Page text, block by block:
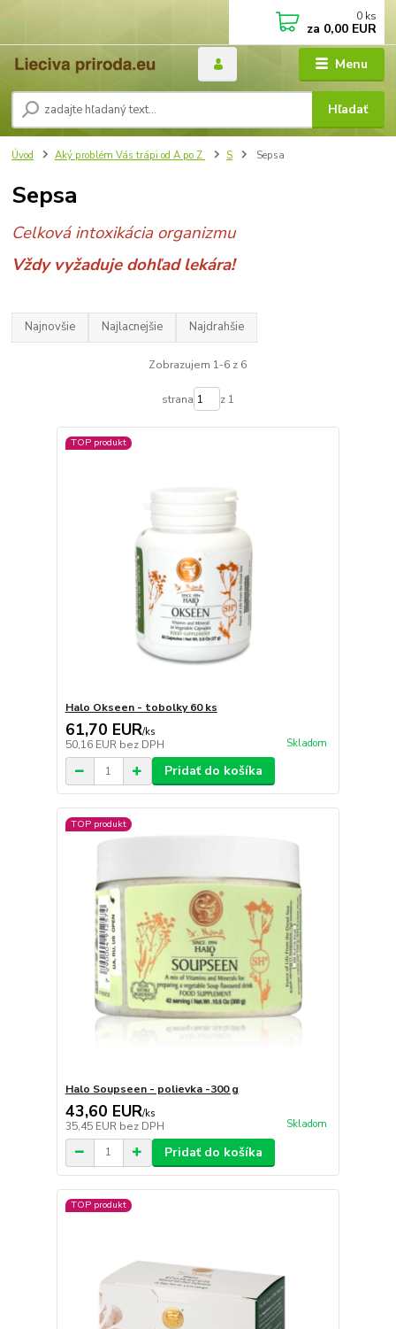
Menu
Hľadať
0 ks
za 0,00 EUR
Úvod Aký problém Vás trápi od A po Z S Sepsa
Sepsa
Celková intoxikácia organizmu
Vždy vyžaduje dohľad lekára!
Najnovšie Najlacnejšie Najdrahšie
Zobrazujem 1-6 z 6
strana z 1
TOP produkt
Halo Okseen - tobolky 60 ks
61,70 EUR/ks
50,16 EUR bez DPH Skladom
Pridať do košíka
TOP produkt
Halo Soupseen - polievka -300 g
43,60 EUR/ks
35,45 EUR bez DPH Skladom
Pridať do košíka
TOP produkt